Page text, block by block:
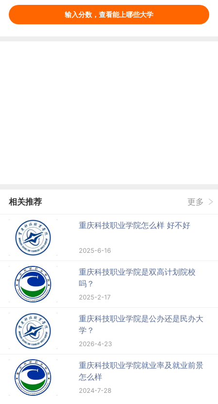
输入分数，查看能上哪些大学
相关推荐 更多
重庆科技职业学院怎么样 好不好
2025-6-16
重庆科技职业学院是双高计划院校
吗？
2025-2-17
重庆科技职业学院是公办还是民办大
学？
2026-4-23
重庆科技职业学院就业率及就业前景
怎么样
2024-7-28